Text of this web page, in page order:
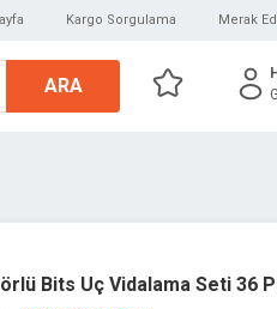
Kargo Sorgulama Merak
ARA
Bits Uç Vidalama Seti 36